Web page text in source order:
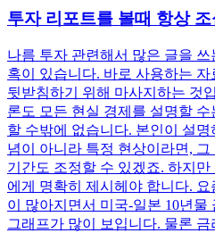
투자 리포트를 볼때 항상
나름 투자 관련해서 많은 글을
혹이 있습니다. 바로 사용하는
뒷받침하기 위해 마사지하는 것
론도 모든 현실 경제를 설명할
할 수밖에 없습니다. 본인이 설
념이 아니라 특정 현상이라면,
기간도 조정할 수 있겠죠. 하지
에게 명확히 제시헤야 합니다.
이 많아지면서 미국-일본 10년물
그래프가 많이 보입니다. 물론 금